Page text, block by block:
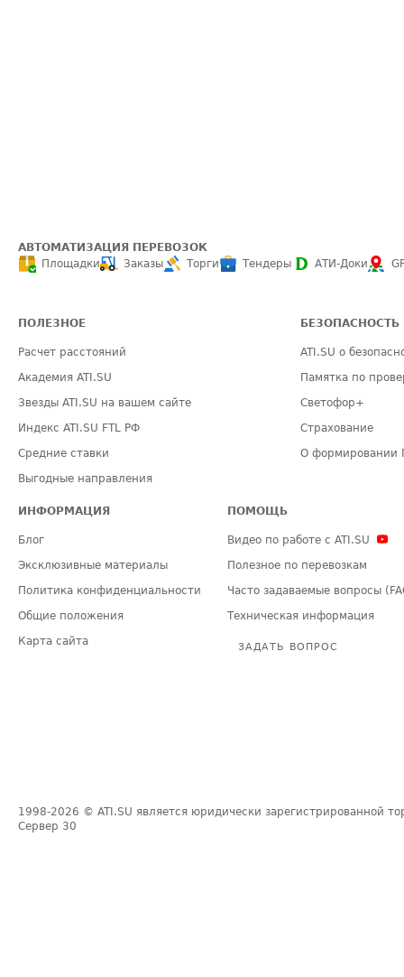
АВТОМАТИЗАЦИЯ ПЕРЕВОЗОК
Площадки
Заказы Торги Тендеры АТИ-Доки
ПОЛЕЗНОЕ
Расчет расстояний
Академия ATI.SU
Звезды ATI.SU на вашем сайте
Индекс ATI.SU FTL РФ
Средние ставки
Выгодные направления
БЕЗОПАСНОСТЬ
ATI.SU о
Памятка по
Светофор+
Страхование
О формировании
ИНФОРМАЦИЯ
Блог
Эксклюзивные материалы
Политика конфиденциальности
Общие положения
Карта сайта
ПОМОЩЬ
Видео по работе с ATI.SU
Полезное по перевозкам
Часто задаваемые вопросы
Техническая информация
ЗАДАТЬ ВОПРОС
1998-2026 © ATI.SU является юридически зарегистрированной
Сервер 30